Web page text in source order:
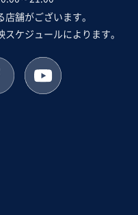
舗がございます。
ケジュールによります。